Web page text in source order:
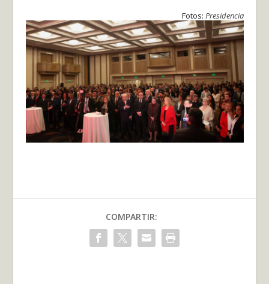
Fotos: Presidencia
COMPARTIR: